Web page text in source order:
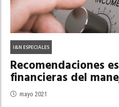
I&N ESPECIALES
Recomendaciones
financieras del
mayo 2021